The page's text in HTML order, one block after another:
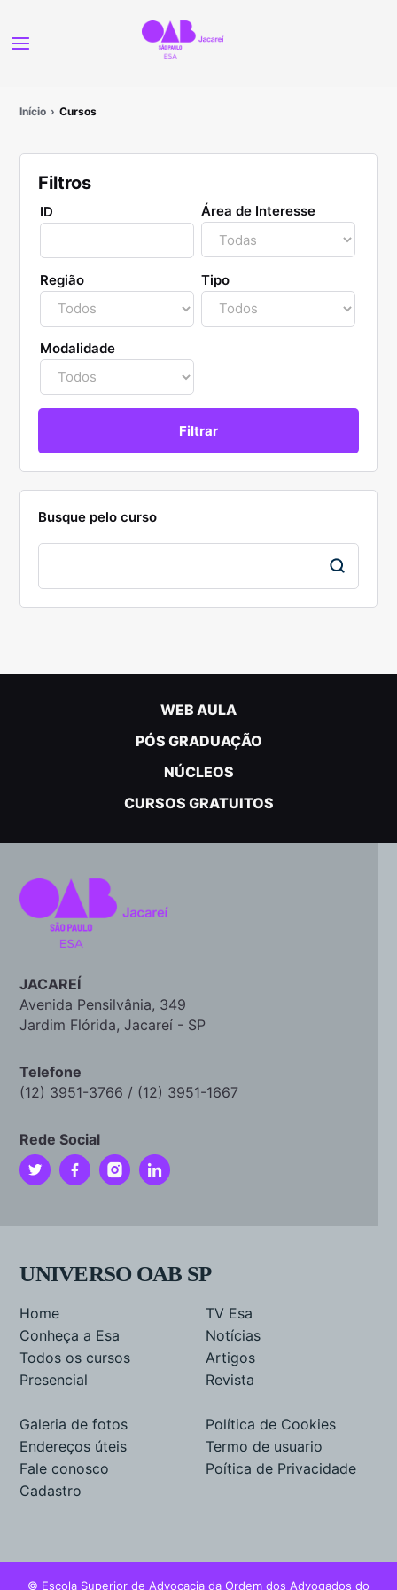
Início Cursos
Filtros
ID Área de Interesse
Região Tipo
Modalidade
Busque pelo curso
WEB AULA
PÓS GRADUAÇÃO
NÚCLEOS
CURSOS GRATUITOS
JACAREÍ
Avenida Pensilvânia, 349
Jardim Flórida, Jacareí - SP
Telefone
(12) 3951-3766 / (12) 3951-1667
Rede Social
UNIVERSO OAB SP
Home
Conheça a Esa
Todos os cursos
Presencial
TV Esa
Notícias
Artigos
Revista
Galeria de fotos
Endereços úteis
Fale conosco
Cadastro
Política de Cookies
Termo de usuario
Poítica de Privacidade
© Escola Superior de Advocacia da Ordem dos Advogados do